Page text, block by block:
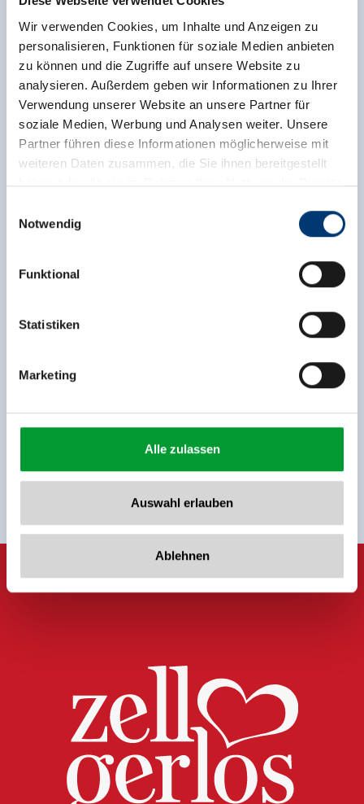
Wir verwenden Cookies, um Inhalte und Anzeigen zu
personalisieren, Funktionen für soziale Medien anbieten
zu können und die Zugriffe auf unsere Website zu
analysieren. Außerdem geben wir Informationen zu Ihrer
Verwendung unserer Website an unsere Partner für
soziale Medien, Werbung und Analysen weiter. Unsere
Partner führen diese Informationen möglicherweise mit
weiteren Daten zusammen, die Sie ihnen bereitgestellt
haben oder die sie im Rahmen Ihrer Nutzung der Dienste
Rohr 23// A-6280 Zell am Ziller
www.zillertalarena.com
Notwendig
Funktional
Statistiken
Marketing
Alle zulassen
Auswahl erlauben
Ablehnen
Jetzt für den newsletter
anmelden!
Anmelden